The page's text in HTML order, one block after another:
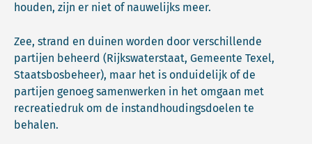
houden, zijn er niet of nauwelijks meer.
Zee, strand en duinen worden door verschillende
partijen beheerd (Rijkswaterstaat, Gemeente Texel,
Staatsbosbeheer), maar het is onduidelijk of de
partijen genoeg samenwerken in het omgaan met
recreatiedruk om de instandhoudingsdoelen te
behalen.